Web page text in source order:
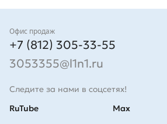
Контакты
Офис продаж
+7 (812) 305-33-55
3053355@l1n1.ru
Следите за нами в соцсетях!
RuTube
Max